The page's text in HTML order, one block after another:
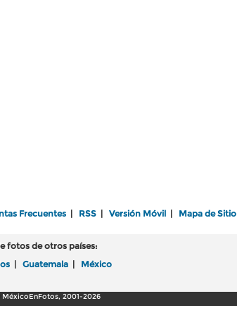
Frecuentes RSS Versión Móvil Mapa de Sitio
fotos de otros países:
Guatemala México
2001-2026